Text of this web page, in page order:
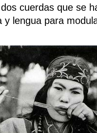
cuerdas que se
y lengua para